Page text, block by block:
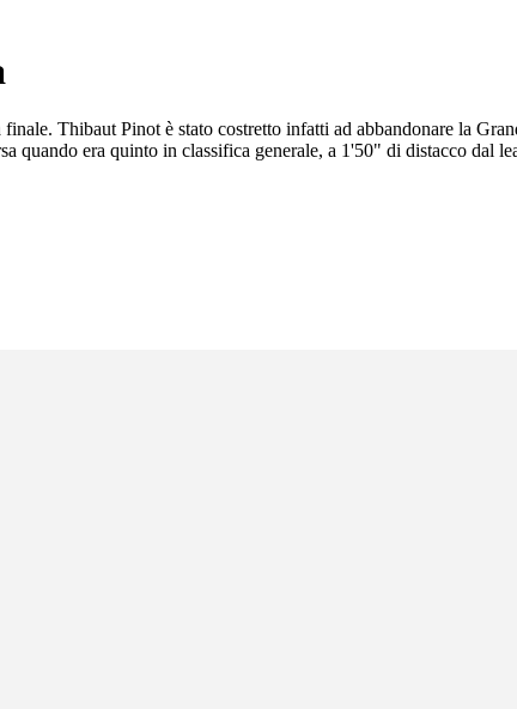
Thibaut Pinot è stato costretto infatti ad abbandonare la
quando era quinto in classifica generale, a 1'50" di distacco dal